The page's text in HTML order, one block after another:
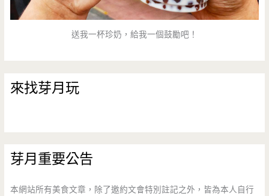
送我一杯珍奶，給我一個鼓勵吧！
來找芽月玩
芽月重要公告
本網站所有美食文章，除了邀約文會特別註記之外，皆為本人自行